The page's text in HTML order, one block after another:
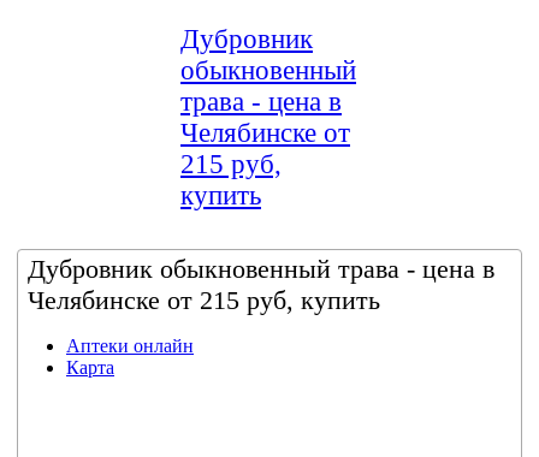
Дубровник
обыкновенный
трава - цена в
Челябинске от
215 руб,
купить
Дубровник обыкновенный трава - цена в
Челябинске от 215 руб, купить
Аптеки онлайн
Карта